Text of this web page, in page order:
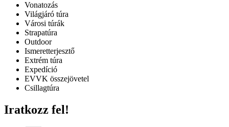
Vonatozás
Világjáró túra
Városi túrák
Strapatúra
Outdoor
Ismeretterjesztő
Extrém túra
Expedíció
EVVK összejövetel
Csillagtúra
Iratkozz fel!